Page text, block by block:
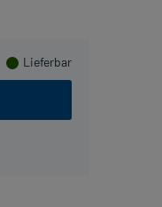
Lieferbar